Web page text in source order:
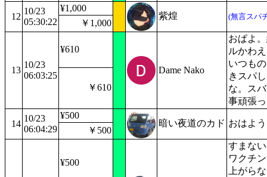
12
10/23
05:30:22
¥1,000
紫煌 (無言スパ
￥1,000
13
10/23
06:03:25
¥610
Dame Nako
おぱよ
ルかわ
いつも
きスパ
な。ス
事頑張
￥610
14
10/23
06:04:29
¥500
暗い夜道のカド おはよ
￥500
¥500
すまな
ワクチ
上がら